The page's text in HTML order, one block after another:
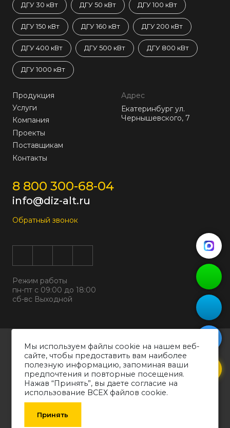
ДГУ 30 кВт ДГУ 50 кВт ДГУ 100 кВт
ДГУ 150 кВт ДГУ 160 кВт ДГУ 200 кВт
ДГУ 400 кВт ДГУ 500 кВт ДГУ 800 кВт
ДГУ 1000 кВт
Продукция
Услуги
Компания
Проекты
Поставщикам
Контакты
Адрес
Екатеринбург ул.
Чернышевского, 7
8 800 300-68-04
info@diz-alt.ru
Обратный звонок
Режим работы
пн-пт с 09:00 до 18:00
сб-вс Выходной
Все права защищены © 2026
ООО "ДИЗАЛЬТ"
ИНН 6318069799 ОГРН 1226300038194
Политика конфиденциальности
Согласие на обработку персональных данных
Обращаем ваше внимание на то, что вся информация о товарах,
носит информативный характер и может быть изменена производителем
Мы используем файлы cookie на нашем веб-
сайте, чтобы предоставить вам наиболее
полезную информацию, запоминая ваши
предпочтения и повторные посещения.
Нажав “Принять”, вы даете согласие на
использование ВСЕХ файлов cookie.
Принять